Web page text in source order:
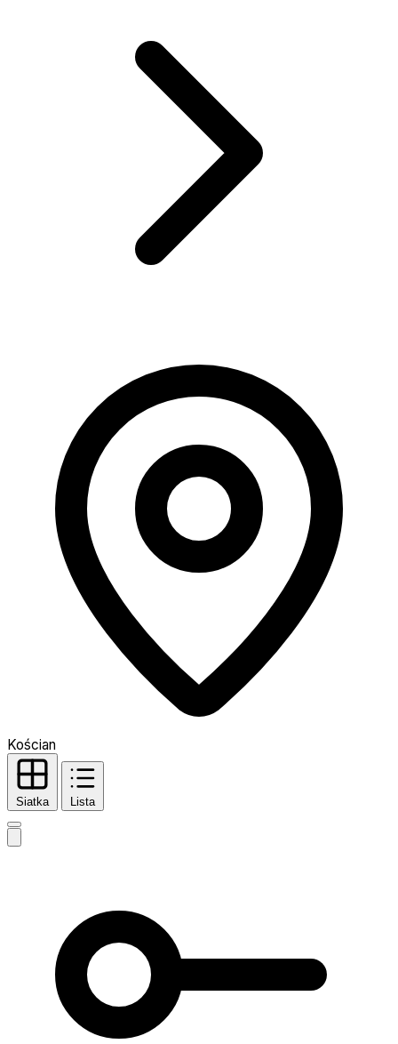
Kościan
Siatka Lista